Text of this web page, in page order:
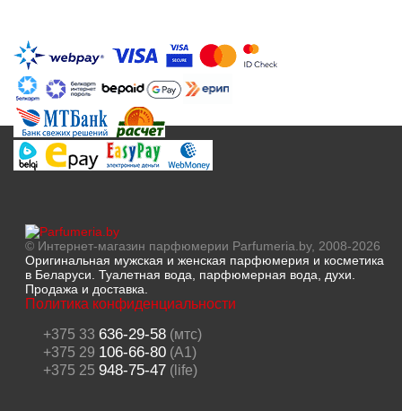
© Интернет-магазин парфюмерии Parfumeria.by, 2008-2026
Оригинальная мужская и женская парфюмерия и косметика
в Беларуси. Туалетная вода, парфюмерная вода, духи.
Продажа и доставка.
Политика конфиденциальности
+375 33 636-29-58(мтс)
+375 29 106-66-80(A1)
+375 25 948-75-47(life)